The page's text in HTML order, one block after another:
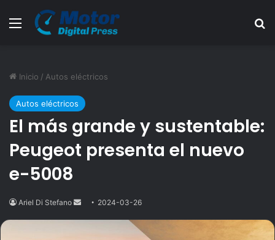
Menú
Inicio / Autos eléctricos
Autos eléctricos
El más grande y sustentable:
Peugeot presenta el nuevo
e-5008
Ariel Di Stefano
Send2024-03-26